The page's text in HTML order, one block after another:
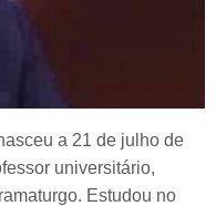
a 21 de julho de
universitário,
Estudou no